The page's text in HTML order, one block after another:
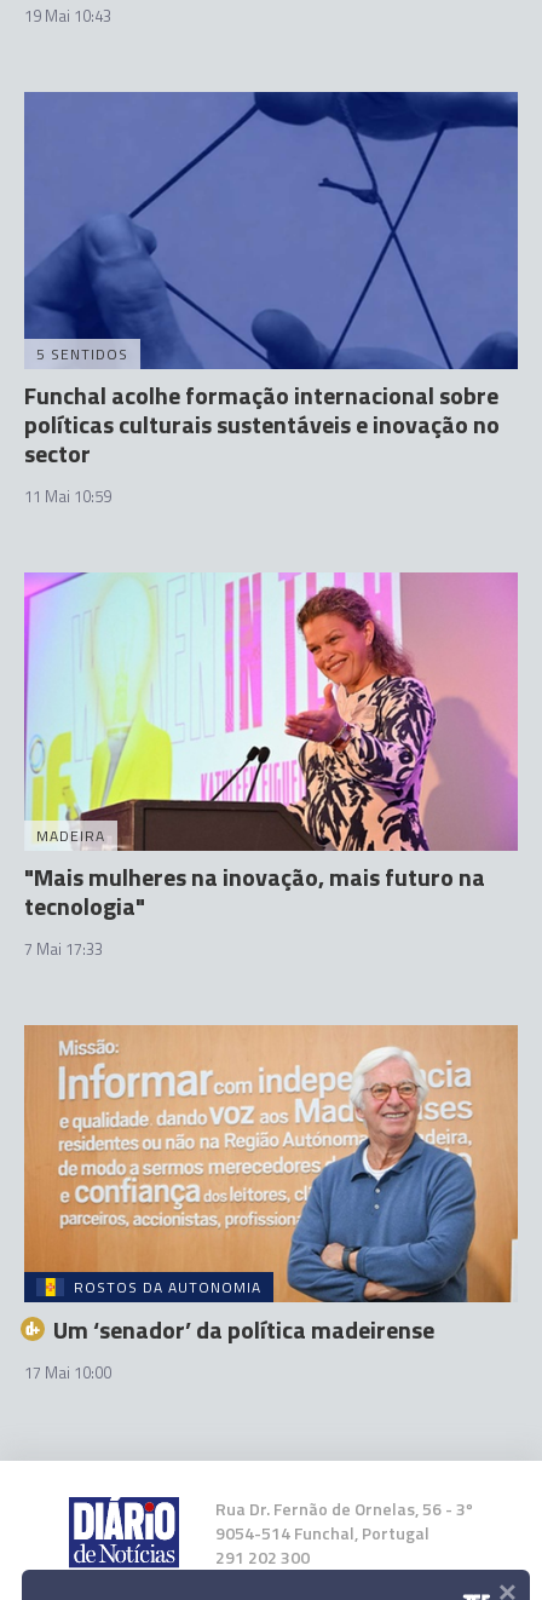
19 Mai 10:43
5 SENTIDOS
Funchal acolhe formação internacional sobre
políticas culturais sustentáveis e inovação no
sector
11 Mai 10:59
MADEIRA
"Mais mulheres na inovação, mais futuro na
tecnologia"
7 Mai 17:33
ROSTOS DA AUTONOMIA
Um ‘senador’ da política madeirense
17 Mai 10:00
Rua Dr. Fernão de Ornelas, 56 - 3º
9054-514 Funchal, Portugal
291 202 300
×